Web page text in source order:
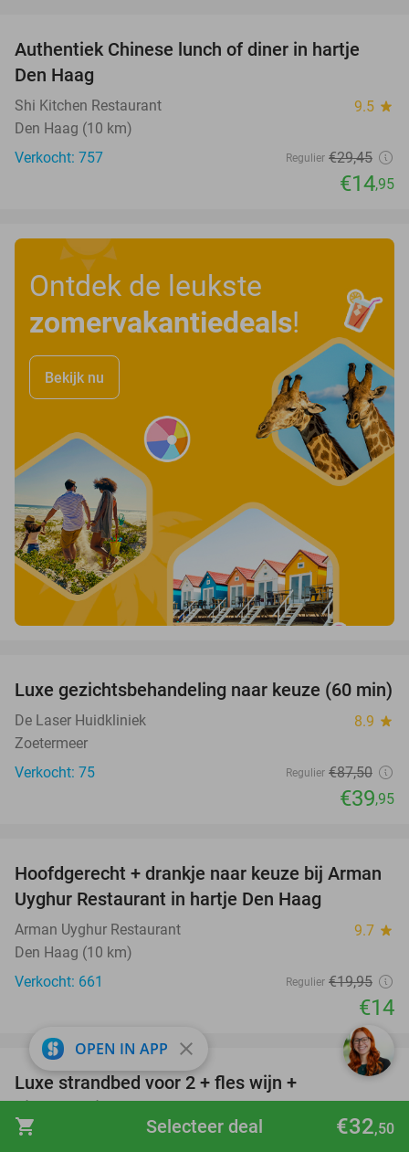
shopping_cart €32,50
Selecteer deal
49%
Authentiek Chinese lunch of diner in hartje
Den Haag
Shi Kitchen Restaurant 9.5 star
Den Haag (10 km)
Verkocht: 757
Regulier €29,45
€14,95
Ontdek de leukste
zomervakantiedeals!
Bekijk nu
54%
Luxe gezichtsbehandeling naar keuze (60 min)
De Laser Huidkliniek 8.9 star
Zoetermeer
Verkocht: 75
Regulier €87,50
€39,95
30%
Hoofdgerecht + drankje naar keuze bij Arman
Uyghur Restaurant in hartje Den Haag
Arman Uyghur Restaurant 9.7 star
Den Haag (10 km)
Verkocht: 661
Regulier €19,95
€14
favorite_border
Luxe strandbed voor 2 + fles wijn +
bittergarnituur op het strand van
Scheveningen
OPEN IN APP close